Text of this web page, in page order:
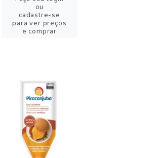
ou
cadastre-se
para ver preços
e comprar